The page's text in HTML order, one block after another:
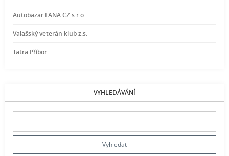
Autobazar FANA CZ s.r.o.
Valašský veterán klub z.s.
Tatra Příbor
VYHLEDÁVÁNÍ